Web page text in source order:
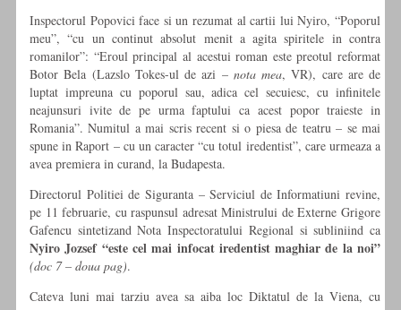
Inspectorul Popovici face si un rezumat al cartii lui Nyiro, “Poporul
meu”, “cu un continut absolut menit a agita spiritele in contra
romanilor”: “Eroul principal al acestui roman este preotul reformat
Botor Bela (Lazslo Tokes-ul de azi – nota mea, VR), care are de
luptat impreuna cu poporul sau, adica cel secuiesc, cu infinitele
neajunsuri ivite de pe urma faptului ca acest popor traieste in
Romania”. Numitul a mai scris recent si o piesa de teatru – se mai
spune in Raport – cu un caracter “cu totul iredentist”, care urmeaza a
avea premiera in curand, la Budapesta.
Directorul Politiei de Siguranta – Serviciul de Informatiuni revine,
pe 11 februarie, cu raspunsul adresat Ministrului de Externe Grigore
Gafencu sintetizand Nota Inspectoratului Regional si subliniind ca
Nyiro Jozsef “este cel mai infocat iredentist maghiar de la noi”
(doc 7 – doua pag).
Cateva luni mai tarziu avea sa aiba loc Diktatul de la Viena, cu